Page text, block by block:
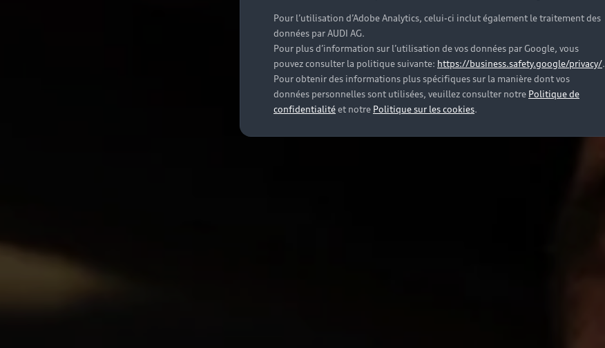
Pour l’utilisation d’Adobe Analytics, celui-ci inclut également le traitement des
données par AUDI AG.
Pour plus d’information sur l’utilisation de vos données par Google, vous
pouvez consulter la politique suivante: https://business.safety.google/privacy/.
Pour obtenir des informations plus spécifiques sur la manière dont vos
données personnelles sont utilisées, veuillez consulter notre Politique de
confidentialitéet notre Politique sur les cookies.